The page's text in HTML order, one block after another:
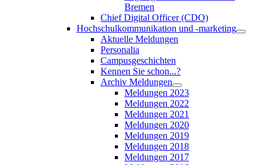
Bremen
Chief Digital Officer (CDO)
Hochschulkommunikation und -marketing
Aktuelle Meldungen
Personalia
Campusgeschichten
Kennen Sie schon...?
Archiv Meldungen
Meldungen 2023
Meldungen 2022
Meldungen 2021
Meldungen 2020
Meldungen 2019
Meldungen 2018
Meldungen 2017